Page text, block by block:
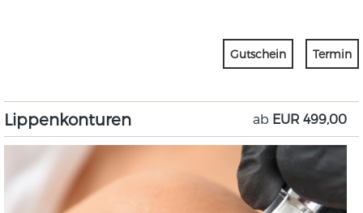
Gutschein Termin
Lippenkonturen ab EUR 499,00